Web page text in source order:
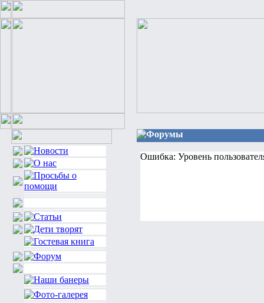
Форумы
Ошибка: Уровень